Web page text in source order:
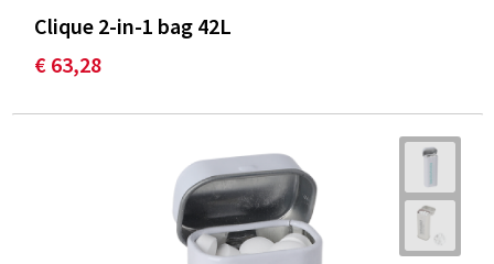
Clique 2-in-1 bag 42L
€ 63,28